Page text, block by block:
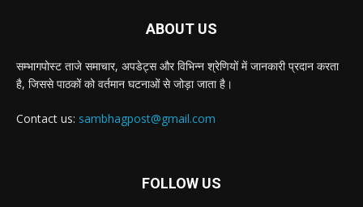
ABOUT US
सम्भागपोस्ट ताजे समाचार, अपडेट्स और विभिन्न श्रेणियों में जानकारी प्रदान करता
है, जिससे पाठकों को वर्तमान घटनाओं से जोड़ा जाता है।
Contact us: sambhagpost@gmail.com
FOLLOW US